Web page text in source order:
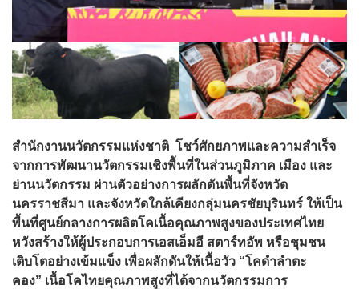
สำนักงานนวัตกรรมแห่งชาติ โชว์ศักยภาพและความสำเร็จ
จากการพัฒนานวัตกรรมเชิงพื้นที่ในส่วนภูมิภาค เมือง และ
ย่านนวัตกรรม ผ่านตัวอย่างการผลักดันพื้นที่จังหวัด
นครราชสีมา และจังหวัดใกล้เคียงกลุ่มนครชัยบุรินทร์ ให้เป็น
พื้นที่ศูนย์กลางการผลิตโคเนื้อคุณภาพสูงของประเทศไทย
หวังสร้างให้ผู้ประกอบการเอสเอ็มอี สตาร์ทอัพ หรือชุมชน
เติบโตอย่างเข้มแข็ง เพื่อผลักดันให้เนื้อวัว “โคดำลำตะ
คอง” เนื้อโคไทยคุณภาพสูงที่ได้จากนวัตกรรมการ